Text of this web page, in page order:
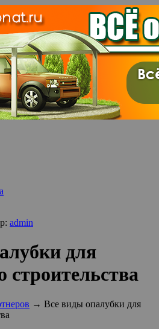
admin
для
строительства
→ Все виды опалубки для